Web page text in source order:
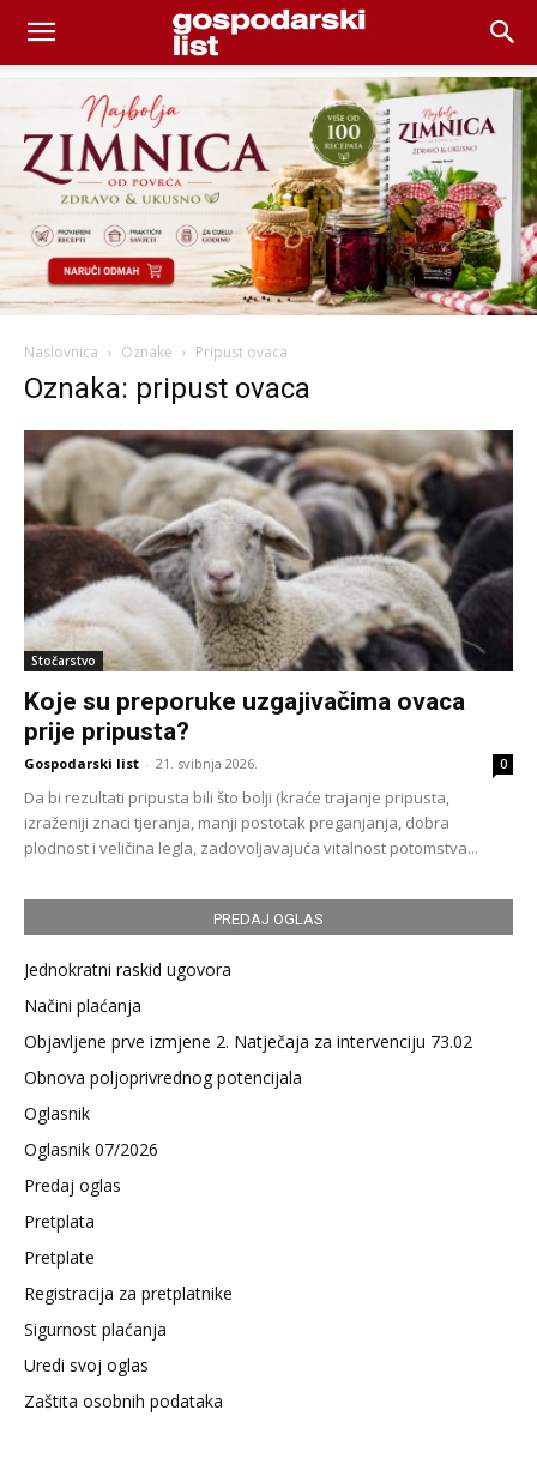
Naslovnica Oznake Pripust ovaca
Oznaka: pripust ovaca
Stočarstvo
Koje su preporuke uzgajivačima ovaca
prije pripusta?
Gospodarski list - 21. svibnja 2026. 0
Da bi rezultati pripusta bili što bolji (kraće trajanje pripusta,
izraženiji znaci tjeranja, manji postotak preganjanja, dobra
plodnost i veličina legla, zadovoljavajuća vitalnost potomstva...
PREDAJ OGLAS
Jednokratni raskid ugovora
Načini plaćanja
Objavljene prve izmjene 2. Natječaja za intervenciju 73.02
Obnova poljoprivrednog potencijala
Oglasnik
Oglasnik 07/2026
Predaj oglas
Pretplata
Pretplate
Registracija za pretplatnike
Sigurnost plaćanja
Uredi svoj oglas
Zaštita osobnih podataka